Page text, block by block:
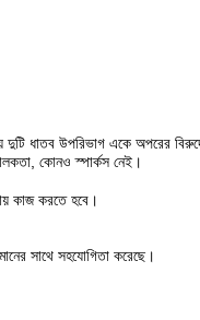
দুটি ধাতব উপরিভাগ একে অপরের
কোনও স্পার্কস নেই।
কাজ করতে হবে।
সাথে সহযোগিতা করেছে।